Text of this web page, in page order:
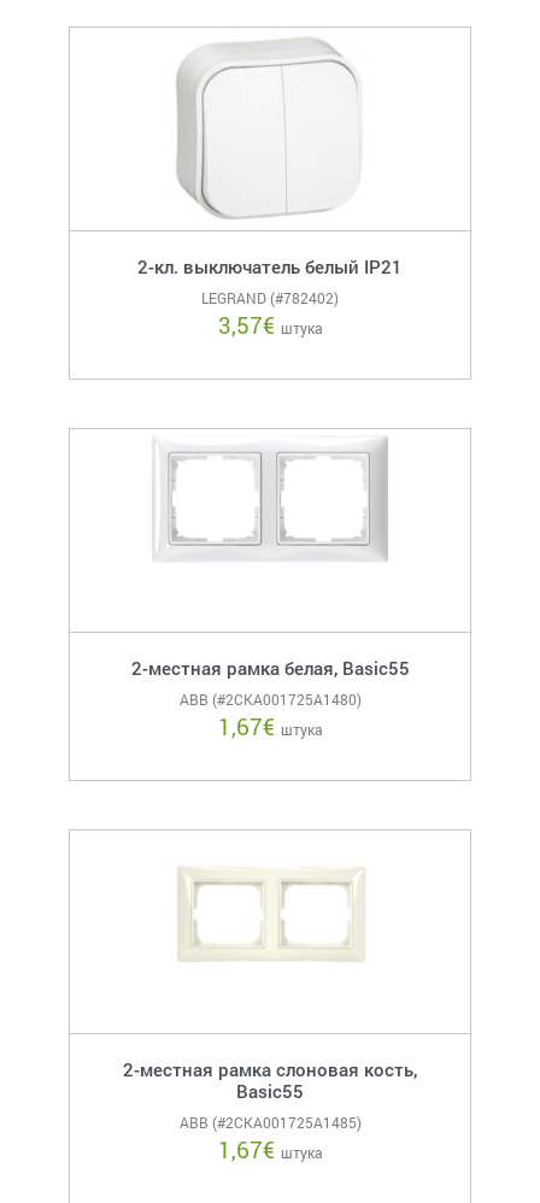
2-кл. выключатель белый IP21
LEGRAND (#782402)
3,57€ штука
2-местная рамка белая, Basic55
ABB (#2CKA001725A1480)
1,67€ штука
2-местная рамка слоновая кость,
Basic55
ABB (#2CKA001725A1485)
1,67€ штука